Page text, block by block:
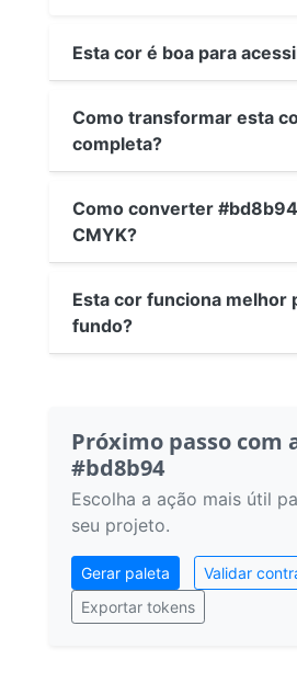
Esta cor é boa para
Como transformar esta
completa?
Como converter #bd8b94
CMYK?
Esta cor funciona melhor
fundo?
Próximo passo com
#bd8b94
Escolha a ação mais útil
seu projeto.
Gerar paleta
Validar
Exportar tokens